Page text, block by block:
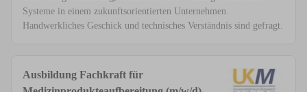
Systeme in einem zukunftsorientierten Unternehmen.
Handwerkliches Geschick und technisches Verständnis sind gefragt.
Ausbildung Fachkraft für